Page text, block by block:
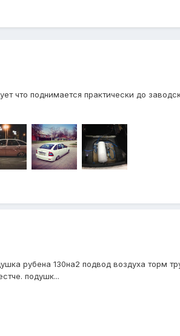
поднимается практически до
рубена 130на2 подвод воздуха торм
подушк...